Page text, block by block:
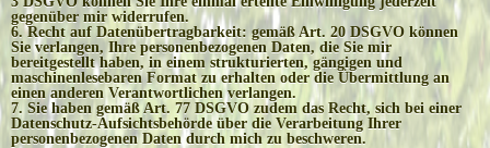
gegenüber mir widerrufen.
6. Recht auf Datenübertragbarkeit: gemäß Art. 20 DSGVO können
Sie verlangen, Ihre personenbezogenen Daten, die Sie mir
bereitgestellt haben, in einem strukturierten, gängigen und
maschinenlesebaren Format zu erhalten oder die Übermittlung an
einen anderen Verantwortlichen verlangen.
7. Sie haben gemäß Art. 77 DSGVO zudem das Recht, sich bei einer
Datenschutz-Aufsichtsbehörde über die Verarbeitung Ihrer
personenbezogenen Daten durch mich zu beschweren.